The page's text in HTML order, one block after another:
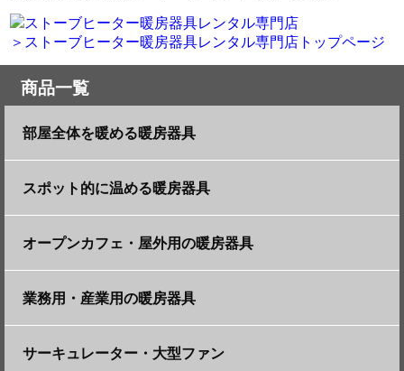
＞ストーブヒーター暖房器具レンタル専門店トップページ
商品一覧
部屋全体を暖める暖房器具
ブルーバーナーヒーター【ブル君】
ブルーバーナーヒーター（天井網タイプ）【あ
みちゃん】
丸型石油ストーブ（大）【まるちゃん】
石油ファンヒーター（特大）【オニギリ君】
スポット的に温める暖房器具
自動首振り機能付コアヒート【コアちゃん】
ダイキン遠赤外線ハイブリッドセラムヒート
【ハイセラ】
加湿セラミックファンヒーター【セイラちゃ
ん】
オープンカフェ・屋外用の暖房器具
遠赤外線石油ストーブ【ほむらさん】
遠赤外線石油ストーブ【タンジロー】
業務用・産業用の暖房器具
ジェットヒーター【ジェット大佐】
サーキュレーター・大型ファン